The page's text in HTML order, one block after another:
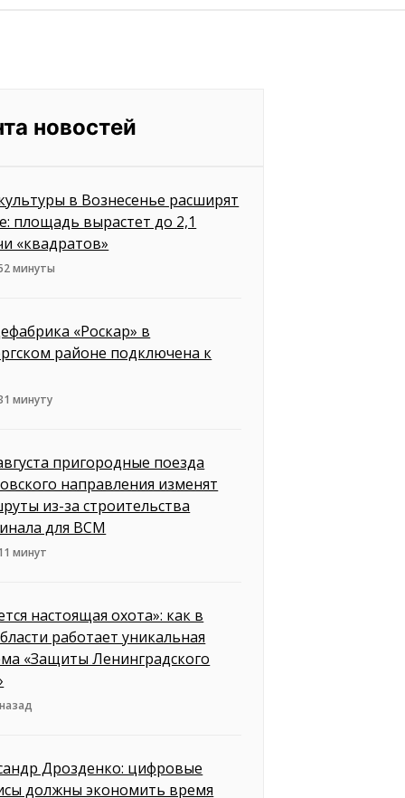
новостей
в Вознесенье расширят
площадь вырастет до 2,1
«квадратов»
минуты
«Роскар» в
районе подключена к
минуту
пригородные поезда
направления изменят
из-за строительства
для ВСМ
минут
настоящая охота»: как в
работает уникальная
«Защиты Ленинградского
Дрозденко: цифровые
должны экономить время